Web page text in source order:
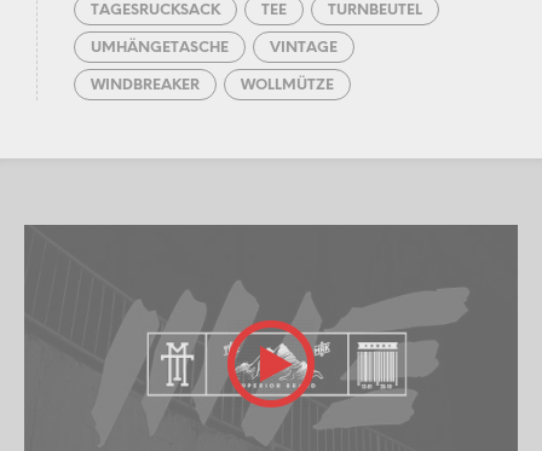
TAGESRUCKSACK TEE TURNBEUTEL
UMHÄNGETASCHE VINTAGE
WINDBREAKER WOLLMÜTZE